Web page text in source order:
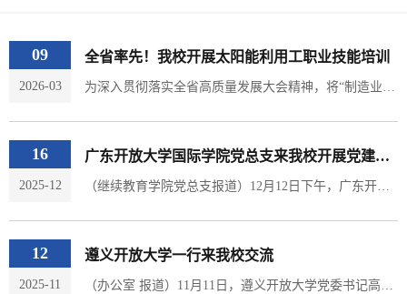
09
2026-03
全省率先！我校开展太阳能利用工职业技能培训
为深入贯彻落实全省高质量发展大会精神，将“制造业当家、服务业兴家”落在实处，精准服务我市新能源产业发展，2026年3月6日-8日，我校成功举办太阳能利用工职业技能等级培训。本次培训是学校取得社会培训评价组织资质以来，首次面向社会开展职业技能等级培训，也是全省首家开展太阳能利用工（三级/高级工）社会化专项培训的评价机构。（现场实操教学）（参训人员喜获结业证书）本次培训精准对接新能源光伏产业岗位核心能力要求，系统设置读图算料、...
16
2025-12
广东开放大学国际学院党总支来我校开展党建共建主题党日活动
（继续教育学院党总支报道）12月12日下午，广东开放大学国际学院党总支书记温国雄一行莅临我校，开展党建共建主题党日活动。继续教育学院党总支班子成员参加了此次活动，并进行了座谈交流。来访人员参观了“珠海市党员活动天地”，重温入党誓词，还围绕如何打造党建工作特色亮点展开了深入探讨。 此次党建共建活动，增进了两校之间的交流与合作，共同探索党建工作的新路径，持续创新党建工作的方式方法，着力打造独具特色的党建工作品牌。...
12
2025-11
遵义开放大学一行来我校交流
（办公室 报道）11月11日，遵义开放大学党委书记高翔一行六人来我校交流，我校校领导及相关部门负责人参加交流。 座谈会上，珠海开放大学吉木斯副校长、遵义开放大学于渭渭副校长分别介绍了两校的办学成绩和特色。双方围绕办学经验、专业建设、教学改革、课题研究、社区教育、社会服务等项目进行了交流，讨论了协作形式与内容，希望通过资源共享、人员交流等方式，共同开拓未来发展的新路径，携手推动两校教育事业的蓬勃发展。（...